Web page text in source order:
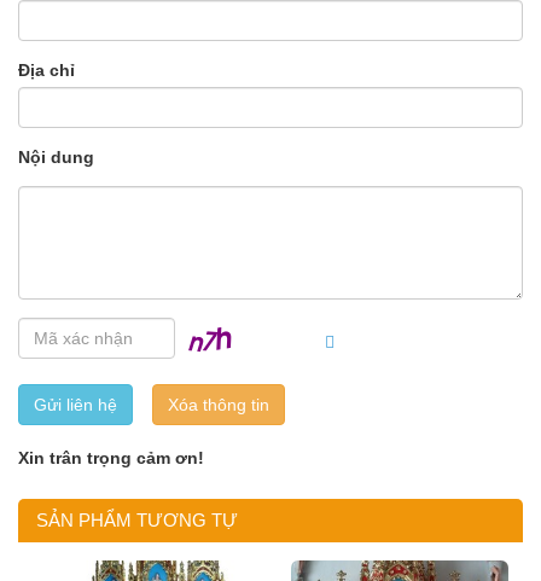
Địa chỉ
Nội dung
Gửi liên hệ
Xin trân trọng cảm ơn!
SẢN PHẨM TƯƠNG TỰ